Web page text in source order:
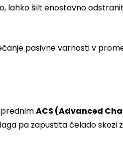
lahko šilt enostavno
pasivne varnosti v
ACS (Advanced
pa zapustita čelado skozi